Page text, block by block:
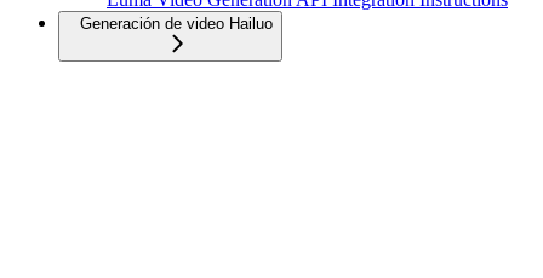
Generación de video Hailuo